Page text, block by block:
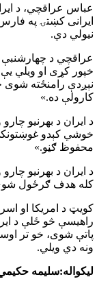
عباس عراقچي، د
ایرانی کښتۍ په
نیولي دي.
خپور کړی او ویلي
نېږدې رامنځته شوی
کارولې ده.»
د ایران د بهرنیو
خوشي کېدو
محفوظ ګڼو.»
د ایران د بهرنیو
کله هدف ګرځول
کویټ د امریکا او
راهیسې څو ځلې د
پاتې شوی، خو تر
ونه دي ویلي.
لیکواله:سلیمه